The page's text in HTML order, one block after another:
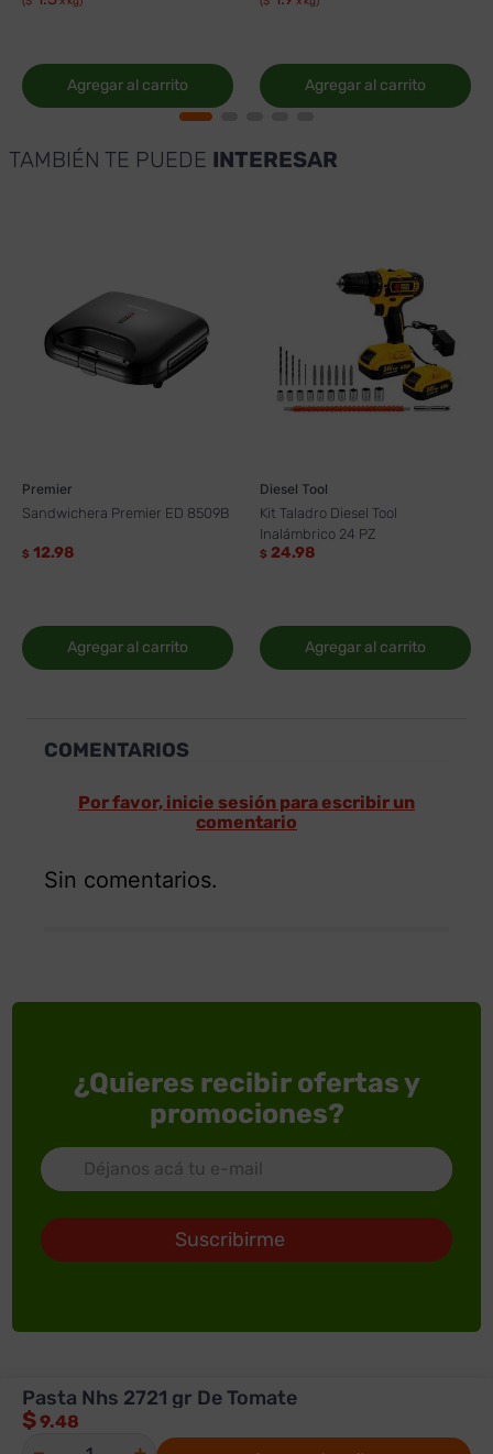
Agregar al carrito Agregar al carrito
TAMBIÉN TE PUEDE INTERESAR
Premier
Sandwichera Premier ED 8509B
$ 12.98
Agregar al carrito
Diesel Tool
Kit Taladro Diesel Tool
Inalámbrico 24 PZ
$ 24.98
Agregar al carrito
COMENTARIOS
Por favor, inicie sesión para escribir un
comentario
Sin comentarios.
¿Quieres recibir ofertas y
promociones?
Suscribirme
Pasta Nhs 2721 gr De Tomate
$9.48
ACERCA DE SUPERXTRA
Quienes somos